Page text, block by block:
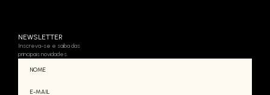
NEWSLETTER
Inscreva-se e saiba das
principais novidades.